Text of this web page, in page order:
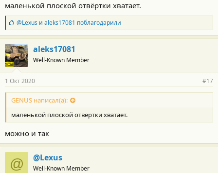
с
т
и
:
маленькой плоской отвёртки хватает.
Б
л
а
г
о
д
а
н
о
с
и
:
@Lexus и aleks17081 поблагодарили
aleks17081
Well-Known Member
1 Окт 2020 #17
GENUS написал(а):
маленькой плоской отвёртки хватает.
можно и так
@ @Lexus
Well-Known Member